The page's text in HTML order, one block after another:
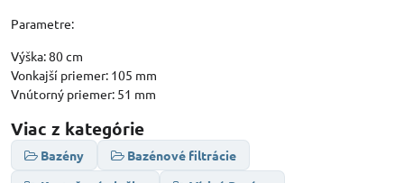
Parametre:
Výška: 80 cm
Vonkajší priemer: 105 mm
Vnútorný priemer: 51 mm
Viac z kategórie
Bazény
Bazénové filtrácie